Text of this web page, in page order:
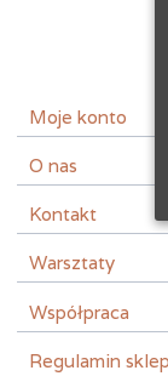
Moje konto
O nas
Kontakt
Warsztaty
Współpraca
Regulamin